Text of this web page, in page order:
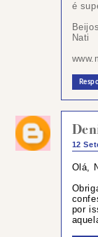
é
Beijos
Nati
12
Olá,
por